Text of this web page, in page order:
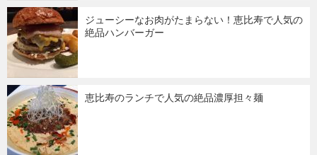
ジューシーなお肉がたまらない！恵比寿で人気の
絶品ハンバーガー
恵比寿のランチで人気の絶品濃厚担々麺